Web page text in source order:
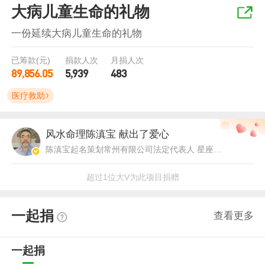
大病儿童生命的礼物
一份延续大病儿童生命的礼物
已筹款(元)
89,856.05
捐款人次
5,939
月捐人次
483
医疗救助
风水命理陈滇宝 献出了爱心
陈滇宝起名策划常州有限公司法定代表人 星座命理博主
超过1位大V为此项目捐赠
查看更多
一起捐
一起捐